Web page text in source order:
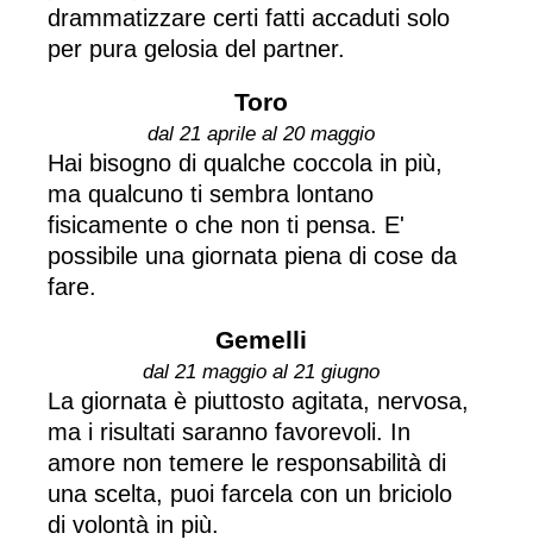
drammatizzare certi fatti accaduti solo
per pura gelosia del partner.
Toro
dal 21 aprile al 20 maggio
Hai bisogno di qualche coccola in più,
ma qualcuno ti sembra lontano
fisicamente o che non ti pensa. E'
possibile una giornata piena di cose da
fare.
Gemelli
dal 21 maggio al 21 giugno
La giornata è piuttosto agitata, nervosa,
ma i risultati saranno favorevoli. In
amore non temere le responsabilità di
una scelta, puoi farcela con un briciolo
di volontà in più.